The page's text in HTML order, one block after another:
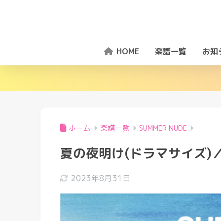
HOME 楽譜一覧 お知
ホーム 楽譜一覧 SUMMER NUDE
夏の夜明け(ドラマサイズ)
2023年8月31日